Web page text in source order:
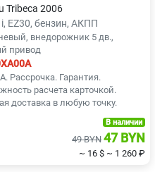
Tribeca 2006
EZ30, бензин, АКПП
внедорожник 5 дв.,
привод
Рассрочка. Гарантия.
расчета карточкой.
доставка в любую точку.
В наличии
49 BYN 47 BYN
~ 16 $ ~ 1 260 ₽